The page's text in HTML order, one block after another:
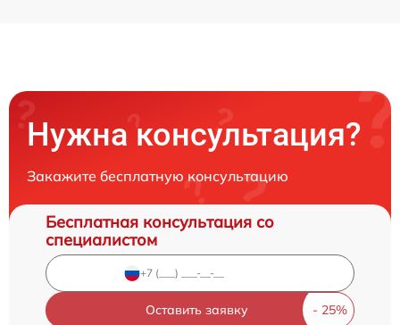
Нужна консультация?
Закажите бесплатную консультацию
Бесплатная консультация со
специалистом
Оставить заявку